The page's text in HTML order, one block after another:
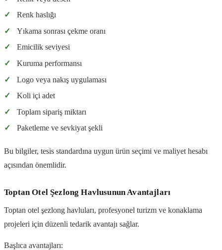
✓
Renk haslığı
✓
Yıkama sonrası çekme oranı
✓
Emicilik seviyesi
✓
Kuruma performansı
✓
Logo veya nakış uygulaması
✓
Koli içi adet
✓
Toplam sipariş miktarı
✓
Paketleme ve sevkiyat şekli
Bu bilgiler, tesis standardına uygun ürün seçimi ve maliyet hesabı
açısından önemlidir.
Toptan Otel Şezlong Havlusunun Avantajları
Toptan otel şezlong havluları, profesyonel turizm ve konaklama
projeleri için düzenli tedarik avantajı sağlar.
Başlıca avantajları: